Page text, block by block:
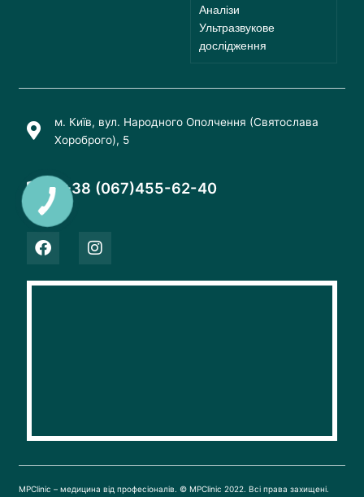
Аналізи
Ультразвукове
дослідження
м. Київ, вул. Народного Ополчення (Святослава
Хороброго), 5
+38 (067)455-62-40
F
a
e
I
n
t
MPClinic – медицина від професіоналів. © MPClinic 2022. Всі права захищені.